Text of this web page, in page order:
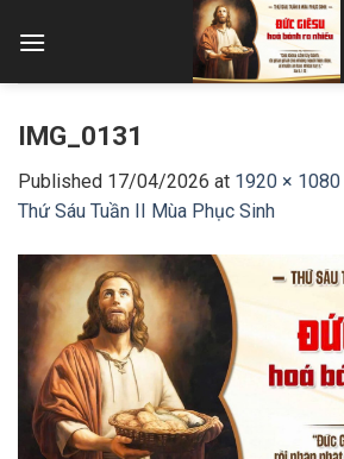
IMG_0131
Published 17/04/2026 at 1920 × 1080
Thứ Sáu Tuần II Mùa Phục Sinh